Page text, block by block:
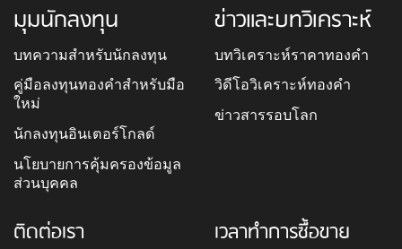
มุมนักลงทุน
บทความสำหรับนักลงทุน
คู่มือลงทุนทองคำสำหรับมือ
ใหม่
นักลงทุนอินเตอร์โกลด์
นโยบายการคุ้มครองข้อมูล
ส่วนบุคคล
ข่าวและบทวิเคราะห์
บทวิเคราะห์ราคาทองคำ
วิดีโอวิเคราะห์ทองคำ
ข่าวสารรอบโลก
ติดต่อเรา เวลาทำการซื้อขาย